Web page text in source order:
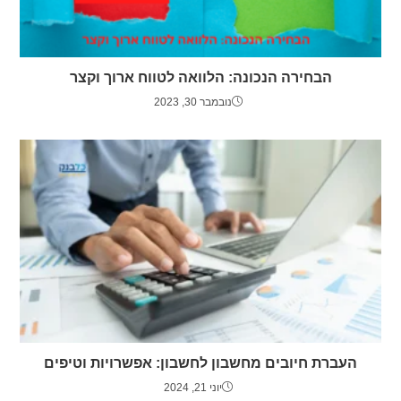
הבחירה הנכונה: הלוואה לטווח ארוך וקצר
נובמבר 30, 2023
העברת חיובים מחשבון לחשבון: אפשרויות וטיפים
יוני 21, 2024